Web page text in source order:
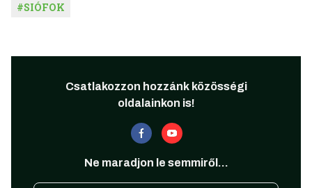
#SIÓFOK
Csatlakozzon hozzánk közösségi
oldalainkon is!
Ne maradjon le semmiről...